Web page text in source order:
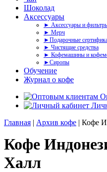
Шоколад
Аксессуары
► Аксессуары и
► Мерч
►Подарочные
► Чистящие средства
► Кофемашины и
►Сиропы
Обучение
Журнал о кофе
Главная | Архив кофе | Кофе
Кофе
Халл